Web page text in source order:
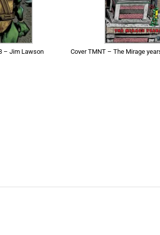
– Jim Lawson Cover TMNT – The Mirage